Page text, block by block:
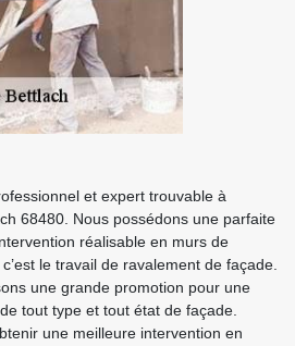
et expert trouvable à
68480. Nous possédons une parfaite
réalisable en murs de
le travail de ravalement de façade.
une grande promotion pour une
tout type et tout état de façade.
une meilleure intervention en